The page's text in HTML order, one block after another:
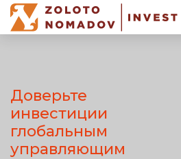
Доверьте
инвестиции
глобальным
управляющим